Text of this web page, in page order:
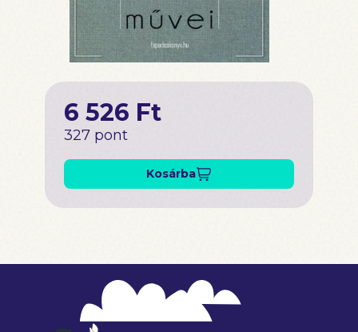
6 526 Ft
327 pont
Kosárba